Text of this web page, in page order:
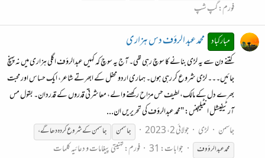
فورم:گپ شپ
مبارکباد محمد عبد الرؤف دس ہزاری
کتنے دن سے یہ لڑی بنانے کا سوچ رہی تھی۔ آج یہ سوچ کہ کہیں عبدالرؤف اگلی ہزاری میں نہ پہنچ
جائیں۔۔۔ لڑی شروع کر رہی ہوں۔ ہماری اردو محفل کے ابھرتے شاعر، ایک حساس اور محبت
بھرے دل کے مالک، لطیف حس مزاح رکھنے والے، معاشرتی قدروں کے قدردان۔ بقول مس
آرٹیفیشل انٹیلیجنس: "محمد عبدالرؤف کی تحریریں ان...
جاسمن
لڑی جولائی 2، 2023 جاسمن جاسمنکےشروعکردہدھاگے،
محمد عبدالرؤوف
جوابات: 31 فورم:تہنیتی پیغامات و دعائیہ کلمات